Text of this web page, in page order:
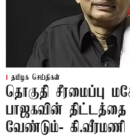
தமிழக செய்திகள்
தொகுதி சீரமைப்பு
பாஜகவின் திட்டத்தை
வேண்டும்- கி.வீரமணி